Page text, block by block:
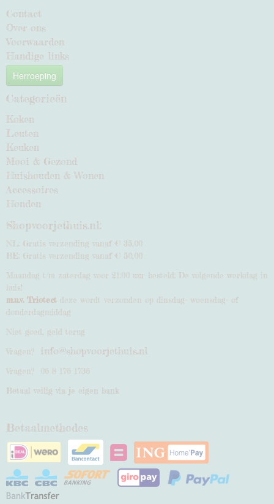
Contact
Over ons
Voorwaarden
Handige links
Herroeping
Categorieën
Koken
Leuten
Keuken
Mooi & Gezond
Huishouden & Wonen
Accessoires
Honden
Shopvoorjethuis.nl:
NL: Gratis verzending vanaf € 35,00
BE: Gratis verzending vanaf € 50,00
Maandag t/m zaterdag voor 21:00 uur besteld: De volgende werkdag in
huis!
m.u.v. Triotect deze wordt verzonden op dinsdag- woensdag- of
donderdagmiddag
Niet goed, geld terug
Vragen? info@shopvoorjethuis.nl
Vragen? 06 8 176 1736
Betaal veilig via je eigen bank
Betaalmethodes